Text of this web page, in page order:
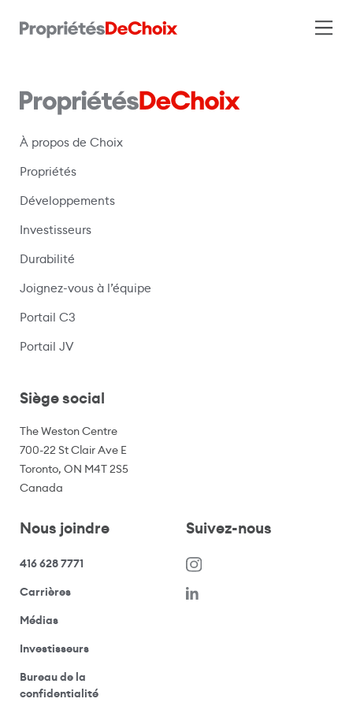
À propos de Choix
Propriétés
Développements
Investisseurs
Durabilité
Joignez-vous à l’équipe
Portail C3
Portail JV(s’ouvre dans une nouvelle fenêtre)
Siège social
The Weston Centre
700-22 St Clair Ave E
Toronto, ON M4T 2S5
Canada
Nous joindre
416 628 7771
Carrières(s’ouvre dans une nouvelle fenêtre)
Médias(ouvre votre application de messagerie)
Investisseurs(ouvre votre application de messagerie)
Bureau de la
confidentialité(ouvre votre application de messagerie)
Suivez-nous